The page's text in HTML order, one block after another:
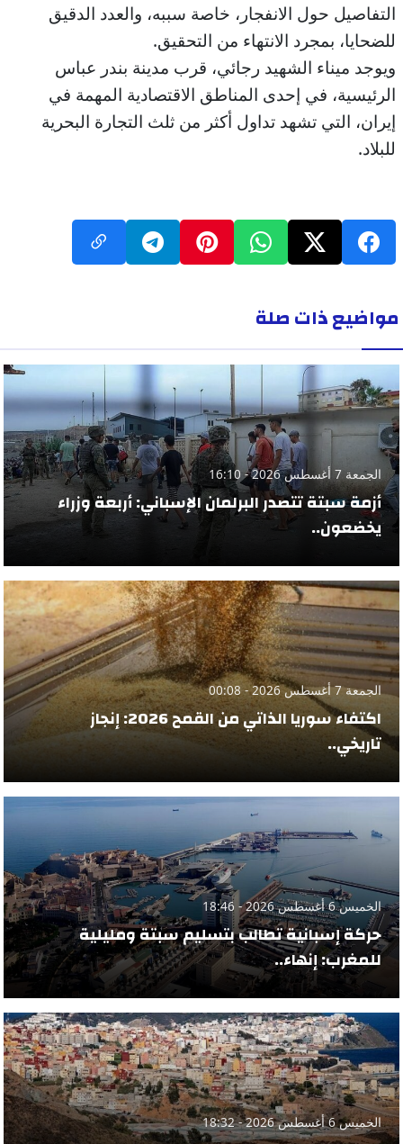
التفاصيل حول الانفجار، خاصة سببه، والعدد الدقيق
للضحايا، بمجرد الانتهاء من التحقيق.
ويوجد ميناء الشهيد رجائي، قرب مدينة بندر عباس
الرئيسية، في إحدى المناطق الاقتصادية المهمة في
إيران، التي تشهد تداول أكثر من ثلث التجارة البحرية
للبلاد.
مواضيع ذات صلة
الجمعة 7 أغسطس 2026 - 16:10
أزمة سبتة تتصدر البرلمان الإسباني: أربعة وزراء
يخضعون..
الجمعة 7 أغسطس 2026 - 00:08
اكتفاء سوريا الذاتي من القمح 2026: إنجاز
تاريخي..
الخميس 6 أغسطس 2026 - 18:46
حركة إسبانية تطالب بتسليم سبتة ومليلية
للمغرب: إنهاء..
الخميس 6 أغسطس 2026 - 18:32